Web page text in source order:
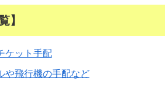
】
ケット手配
や飛行機の手配など